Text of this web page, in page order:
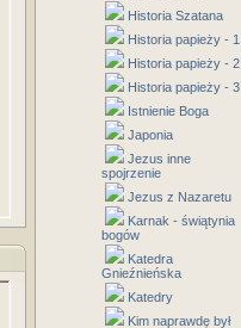
Historia Szatana
Historia papieży - 1
Historia papieży - 2
Historia papieży - 3
Istnienie Boga
Japonia
Jezus inne
spojrzenie
Jezus z Nazaretu
Karnak - świątynia
bogów
Katedra
Gnieźnieńska
Katedry
Kim naprawdę był